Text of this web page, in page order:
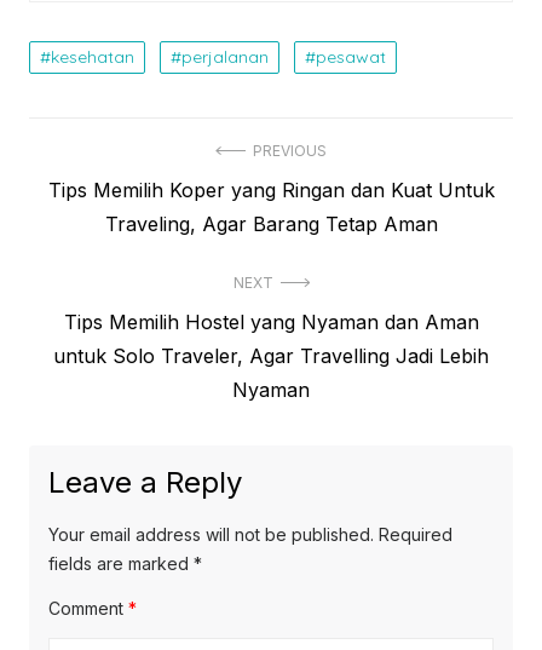
kesehatan perjalanan pesawat
navigation
PREVIOUS
Previous
Tips Memilih Koper yang Ringan dan Kuat Untuk
Traveling, Agar Barang Tetap Aman
NEXT
Next
post:
Tips Memilih Hostel yang Nyaman dan Aman
untuk Solo Traveler, Agar Travelling Jadi Lebih
Nyaman
Leave a Reply
Your email address will not be published. Required
fields are marked *
Comment *